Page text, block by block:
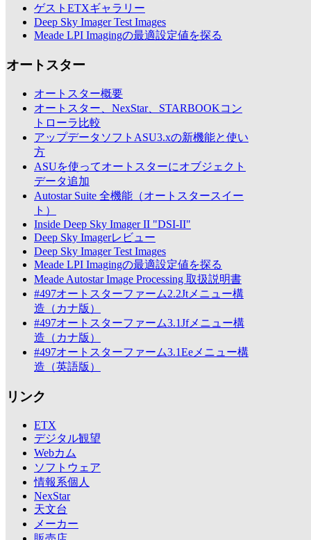
ゲストETXギャラリー
Deep Sky Imager Test Images
Meade LPI Imagingの最適設定値を探る
オートスター
オートスター概要
オートスター、NexStar、STARBOOKコン
トローラ比較
アップデータソフトASU3.xの新機能と使い
方
ASUを使ってオートスターにオブジェクト
データ追加
Autostar Suite 全機能（オートスタースイー
ト）
Inside Deep Sky Imager II "DSI-II"
Deep Sky Imagerレビュー
Deep Sky Imager Test Images
Meade LPI Imagingの最適設定値を探る
Meade Autostar Image Processing 取扱説明書
#497オートスターファーム2.2Jtメニュー構
造（カナ版）
#497オートスターファーム3.1Jfメニュー構
造（カナ版）
#497オートスターファーム3.1Eeメニュー構
造（英語版）
リンク
ETX
デジタル観望
Webカム
ソフトウェア
情報系個人
NexStar
天文台
メーカー